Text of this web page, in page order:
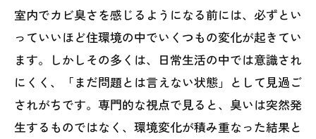
室内でカビ臭さを感じるようになる前には、必ずとい
っていいほど住環境の中でいくつもの変化が起きてい
ます。しかしその多くは、日常生活の中では意識され
にくく、「まだ問題とは言えない状態」として見過ご
されがちです。専門的な視点で見ると、臭いは突然発
生するものではなく、環境変化が積み重なった結果と